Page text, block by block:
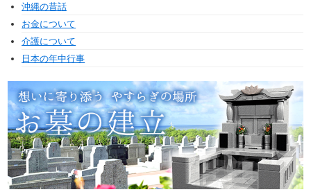
沖縄の昔話
お金について
介護について
日本の年中行事